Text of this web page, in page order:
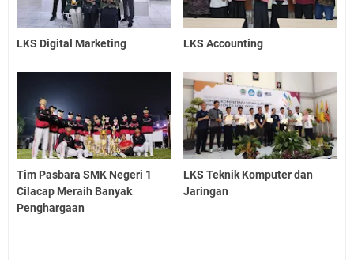
LKS Digital Marketing LKS Accounting
Tim Pasbara SMK Negeri 1
Cilacap Meraih Banyak
Penghargaan
LKS Teknik Komputer dan
Jaringan